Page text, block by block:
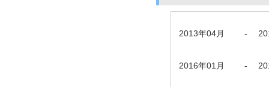
2013年04月 -
2016年01月 -